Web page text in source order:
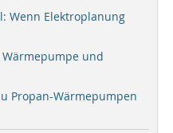
Wenn Elektroplanung
und
Propan-Wärmepumpen